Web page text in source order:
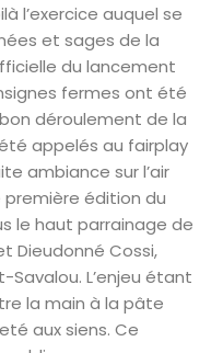
l’exercice auquel se
et sages de la
du lancement
fermes ont été
déroulement de la
appelés au fairplay
ambiance sur l’air
édition du
le haut parrainage de
Dieudonné Cossi,
L’enjeu étant
la main à la pâte
aux siens. Ce